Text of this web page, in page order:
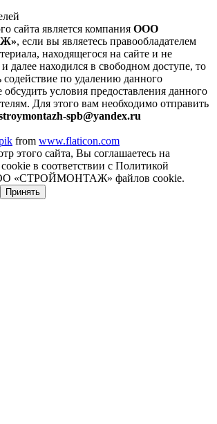
сайта является компания ООО
, если вы являетесь правообладателем
находящегося на сайте и не
далее находился в свободном доступе, то
содействие по удалению данного
обсудить условия предоставления данного
Для этого вам необходимо отправить
spb@yandex.ru
from www.flaticon.com
этого сайта, Вы соглашаетесь на
в соответствии с Политикой
«СТРОЙМОНТАЖ» файлов cookie.
Принять